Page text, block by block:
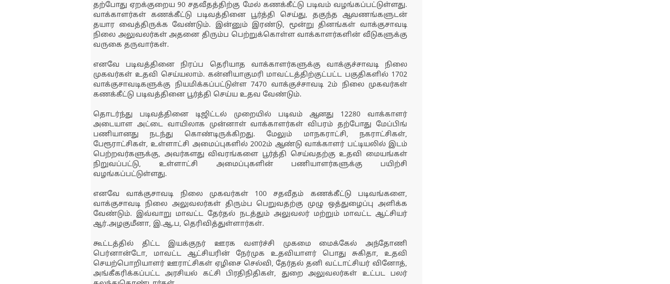
தற்போது ஏறக்குறைய 90 சதவீதத்திற்கு மேல் கணக்கீட்டு படிவம் வழங்கப்பட்டுள்ளது.
வாக்காளர்கள் கணக்கீட்டு படிவத்தினை பூர்த்தி செய்து, தகுந்த ஆவணங்களுடன்
தயார வைத்திருக்க வேண்டும். இன்னும் இரண்டு, மூன்று தினங்கள் வாக்குசாவடி
நிலை அலுவலர்கள் அதனை திரும்ப பெற்றுக்கொள்ள வாக்காளர்களின் வீடுகளுக்கு
வருகை தருவார்கள்.
எனவே படிவத்தினை நிரப்ப தெரியாத வாக்காளர்களுக்கு வாக்குச்சாவடி நிலை
முகவர்கள் உதவி செய்யலாம். கன்னியாகுமரி மாவட்டத்திற்குட்பட்ட பகுதிகளில் 1702
வாக்குசாவடிகளுக்கு நியமிக்கப்பட்டுள்ள 7470 வாக்குச்சாவடி 2ம் நிலை முகவர்கள்
கணக்கீட்டு படிவத்தினை பூர்த்தி செய்ய உதவ வேண்டும்.
தொடர்ந்து படிவத்தினை டிஜிட்டல் முறையில் படிவம் ஆனது 12280 வாக்காளர்
அடையாள அட்டை வாயிலாக முன்னாள் வாக்காளர்கள் விபரம் தற்போது மேப்பிங்
பணியானது நடந்து கொண்டிருக்கிறது. மேலும் மாநகராட்சி, நகராட்சிகள்,
பேரூராட்சிகள், உள்ளாட்சி அமைப்புகளில் 2002ம் ஆண்டு வாக்காளர் பட்டியலில் இடம்
பெற்றவர்களுக்கு, அவர்களது விவரங்களை பூர்த்தி செய்வதற்கு உதவி மையங்கள்
நிறுவப்பட்டு, உள்ளாட்சி அமைப்புகளின் பணியாளர்களுக்கு பயிற்சி
வழங்கப்பட்டுள்ளது.
எனவே வாக்குசாவடி நிலை முகவர்கள் 100 சதவீதம் கணக்கீட்டு படிவங்களை,
வாக்குசாவடி நிலை அலுவலர்கள் திரும்ப பெறுவதற்கு முழு ஒத்துழைப்பு அளிக்க
வேண்டும். இவ்வாறு மாவட்ட தேர்தல் நடத்தும் அலுவலர் மற்றும் மாவட்ட ஆட்சியர்
ஆர்.அழகுமீனா, இ.ஆ.ப, தெரிவித்துள்ளார்கள்.
கூட்டத்தில் திட்ட இயக்குநர் ஊரக வளர்ச்சி முகமை மைக்கேல் அந்தோணி
பெர்னான்டோ, மாவட்ட ஆட்சியரின் நேர்முக உதவியாளர் பொது சுகிதா, உதவி
செயற்பொறியாளர் ஊராட்சிகள் ஏழிசை செல்வி, தேர்தல் தனி வட்டாட்சியர் வினோத்,
அங்கீகரிக்கப்பட்ட அரசியல் கட்சி பிரதிநிதிகள், துறை அலுவலர்கள் உட்பட பலர்